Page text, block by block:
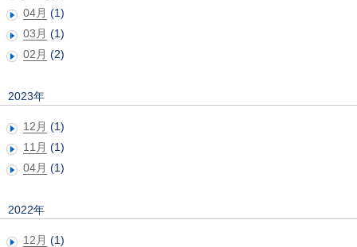
04月 (1)
03月 (1)
02月 (2)
2023年
12月 (1)
11月 (1)
04月 (1)
2022年
12月 (1)